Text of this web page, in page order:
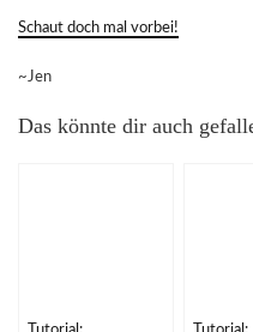
Schaut doch mal vorbei!
~Jen
Das könnte dir auch